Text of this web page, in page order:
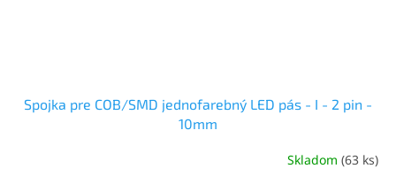
Spojka pre COB/SMD jednofarebný LED pás - I - 2 pin -
10mm
Skladom (63 ks)